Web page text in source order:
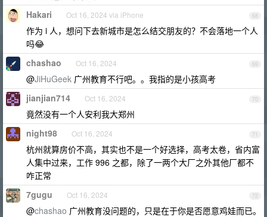
68
Hakari Oct 16, 2024 via iPhone
作为 i 人，想问下去新城市是怎么结交朋友的？不会落地一个人
吗😂
69
chashao Oct 16, 2024
@JiHuGeek 广州教育不行吧。。我指的是小孩高考
70
jianjian714 Oct 16, 2024
竟然没有一个人安利我大郑州
71
night98 Oct 16, 2024
杭州就算房价不高，其实也不是一个好选择，高考太卷，省内富
人集中过来，工作 996 之都，除了一两个大厂之外其他厂都不
咋正常
72
7gugu Oct 16, 2024
@chashao 广州教育没问题的，只是在于你是否愿意鸡娃而已。